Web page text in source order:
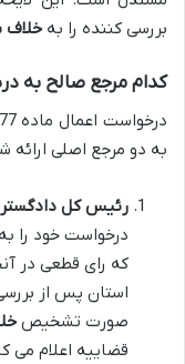
بررسی کننده را به خلاف
کدام مرجع صالح به
به دو مرجع اصلی ارائه
رئیس کل
درخواست خود را
که رای قطعی در
استان پس از
صورت تشخیص
قضاییه اعلام می